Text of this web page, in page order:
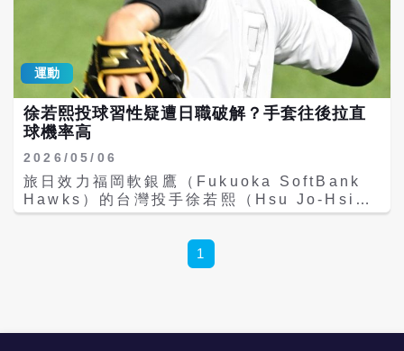
運動
徐若熙投球習性疑遭日職破解？手套往後拉直
球機率高
2026/05/06
旅日效力福岡軟銀鷹（Fukuoka SoftBank
Hawks）的台灣投手徐若熙（Hsu Jo-Hsi）
日前在日職一軍再度遭遇震撼教育，4日對西
便被敲14安，包括2發全壘打，狂失7分，連續
兩場先發遭對手重擊，球團隨後決定將他下放
1